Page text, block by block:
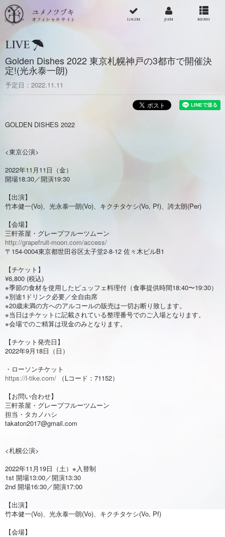
LOGIN JOIN MENU
LIVE
Golden Dishes 2022 東京札幌神戸の3都市で開催決
定!(光永泰一朗)
予定日 2022.11.11
GOLDEN DISHES 2022
<東京公演>
2022年11月11日（金）
開場18:30／開演19:30
【出演】
竹本健一(Vo)、光永泰一朗(Vo)、キクチタケシ(Vo, Pf)、誇太朗(Per)
【会場】
三軒茶屋・グレープフルーツムーン
http://grapefruit-moon.com/access/
〒154-0004東京都世田谷区太子堂2-8-12 佐々木ビルB1
【チケット】
¥6,800 (税込)
※季節の食材を使用したビュッフェ料理付（食事提供時間18:40〜19:30）
※別途1ドリンク必要／全自由席
※20歳未満の方へのアルコールの販売は一切お断り致します。
※当日はチケットに記載されている整理番号でのご入場となります。
※会場でのご精算は現金のみとなります。
【チケット発売日】
2022年9月18日（日）
・ローソンチケット
https://l-tike.com/
（Lコード：71152）
【お問い合わせ】
三軒茶屋・グレープフルーツムーン
担当・タカノハシ
takaton2017@gmail.com
<札幌公演>
2022年11月19日（土）※入替制
1st 開場13:00／開演13:30
2nd 開場16:30／開演17:00
【出演】
竹本健一(Vo)、光永泰一朗(Vo)、キクチタケシ(Vo, Pf)
【会場】